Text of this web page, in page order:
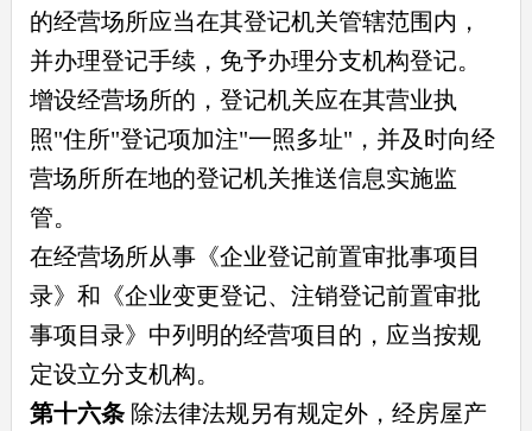
的经营场所应当在其登记机关管辖范围内，
并办理登记手续，免予办理分支机构登记。
增设经营场所的，登记机关应在其营业执
照"住所"登记项加注"一照多址"，并及时向经
营场所所在地的登记机关推送信息实施监
管。
在经营场所从事《企业登记前置审批事项目
录》和《企业变更登记、注销登记前置审批
事项目录》中列明的经营项目的，应当按规
定设立分支机构。
第十六条除法律法规另有规定外，经房屋产